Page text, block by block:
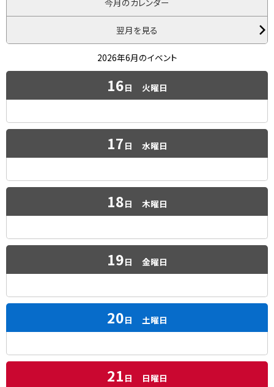
今月のカレンダー
翌月を見る
2026年6月のイベント
16日 火曜日
17 日 水曜日
18日 木曜日
19日 金曜日
20日 土曜日
21 日 日曜日